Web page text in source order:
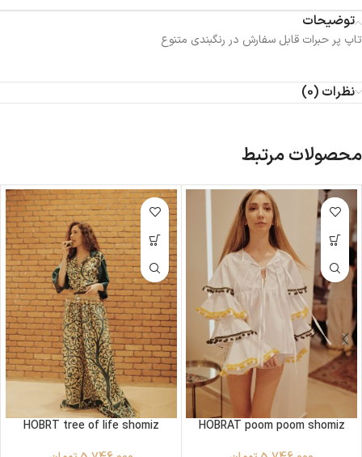
توضیحات
تاپ پر حبرات قابل سفارش در رنگبندی متنوع
نظرات (0)
محصولات مرتبط
HOBRAT poom poom shomiz
HOBRT tree of life shomiz